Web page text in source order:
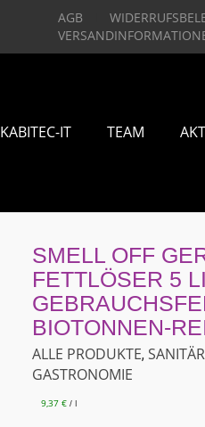
AGB
KABITEC-IT TEAM
SMELL OFF
FETTLÖSER 5
BIOTONNEN-
ALLE PRODUKTE,
GASTRONOMIE
9,37 €/ l